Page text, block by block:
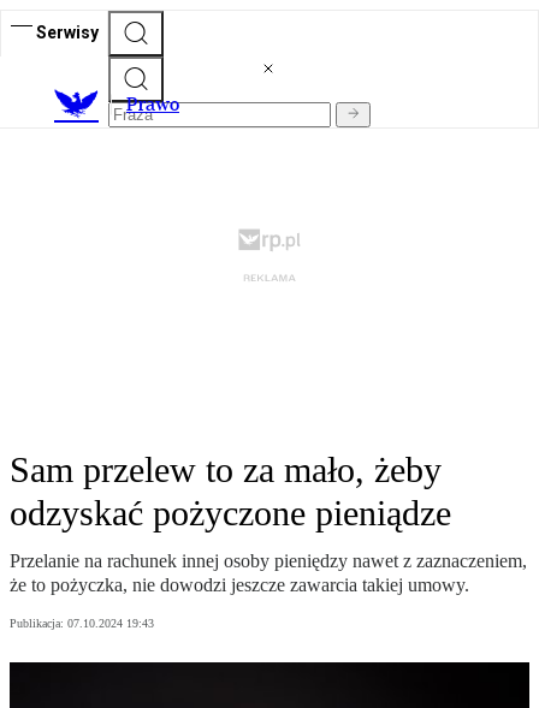
Serwisy
Prawo
Sam przelew to za mało, żeby
odzyskać pożyczone pieniądze
Przelanie na rachunek innej osoby pieniędzy nawet z zaznaczeniem,
że to pożyczka, nie dowodzi jeszcze zawarcia takiej umowy.
Publikacja: 07.10.2024 19:43